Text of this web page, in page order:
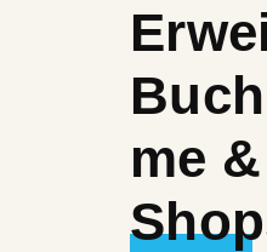
me